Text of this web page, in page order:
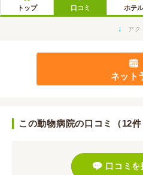
トップ 口コミ ホテル
↓ ア
ネット
この動物病院の口コミ（12件
口コミを